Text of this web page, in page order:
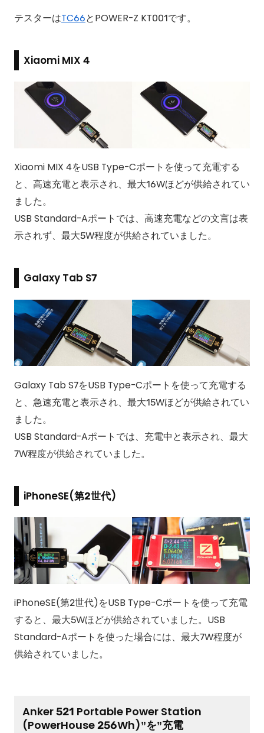
テスターはTC66とPOWER-Z KT001です。
Xiaomi MIX 4
Xiaomi MIX 4をUSB Type-Cポートを使って充電する
と、高速充電と表示され、最大16Wほどが供給されてい
ました。
USB Standard-Aポートでは、高速充電などの文言は表
示されず、最大5W程度が供給されていました。
Galaxy Tab S7
Galaxy Tab S7をUSB Type-Cポートを使って充電する
と、急速充電と表示され、最大15Wほどが供給されてい
ました。
USB Standard-Aポートでは、充電中と表示され、最大
7W程度が供給されていました。
iPhoneSE(第2世代)
iPhoneSE(第2世代)をUSB Type-Cポートを使って充電
すると、最大5Wほどが供給されていました。USB
Standard-Aポートを使った場合には、最大7W程度が
供給されていました。
Anker 521 Portable Power Station
(PowerHouse 256Wh)”を”充電